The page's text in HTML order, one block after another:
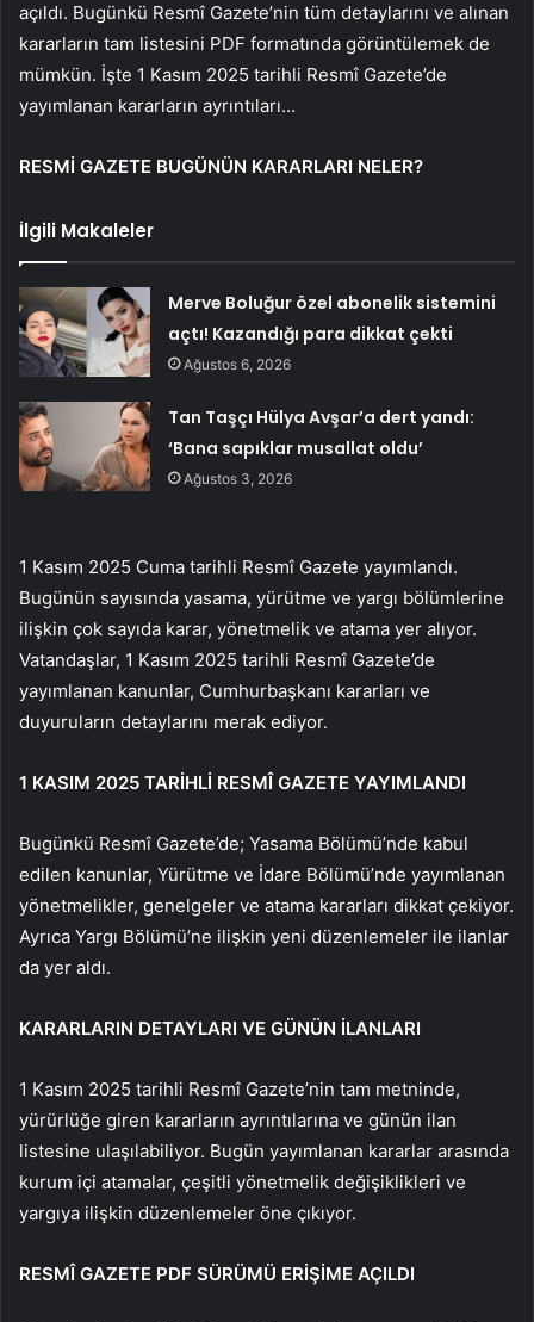
açıldı. Bugünkü Resmî Gazete’nin tüm detaylarını ve alınan
kararların tam listesini PDF formatında görüntülemek de
mümkün. İşte 1 Kasım 2025 tarihli Resmî Gazete’de
yayımlanan kararların ayrıntıları…
RESMİ GAZETE BUGÜNÜN KARARLARI NELER?
İlgili Makaleler
Merve Boluğur özel abonelik sistemini
açtı! Kazandığı para dikkat çekti
Ağustos 6, 2026
Tan Taşçı Hülya Avşar’a dert yandı:
‘Bana sapıklar musallat oldu’
Ağustos 3, 2026
1 Kasım 2025 Cuma tarihli Resmî Gazete yayımlandı.
Bugünün sayısında yasama, yürütme ve yargı bölümlerine
ilişkin çok sayıda karar, yönetmelik ve atama yer alıyor.
Vatandaşlar, 1 Kasım 2025 tarihli Resmî Gazete’de
yayımlanan kanunlar, Cumhurbaşkanı kararları ve
duyuruların detaylarını merak ediyor.
1 KASIM 2025 TARİHLİ RESMÎ GAZETE YAYIMLANDI
Bugünkü Resmî Gazete’de; Yasama Bölümü’nde kabul
edilen kanunlar, Yürütme ve İdare Bölümü’nde yayımlanan
yönetmelikler, genelgeler ve atama kararları dikkat çekiyor.
Ayrıca Yargı Bölümü’ne ilişkin yeni düzenlemeler ile ilanlar
da yer aldı.
KARARLARIN DETAYLARI VE GÜNÜN İLANLARI
1 Kasım 2025 tarihli Resmî Gazete’nin tam metninde,
yürürlüğe giren kararların ayrıntılarına ve günün ilan
listesine ulaşılabiliyor. Bugün yayımlanan kararlar arasında
kurum içi atamalar, çeşitli yönetmelik değişiklikleri ve
yargıya ilişkin düzenlemeler öne çıkıyor.
RESMÎ GAZETE PDF SÜRÜMÜ ERİŞİME AÇILDI